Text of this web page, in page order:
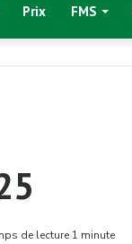
Prix FMS
de lecture 1 minute